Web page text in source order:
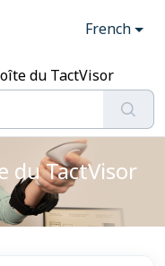
French
du TactVisor
du TactVisor